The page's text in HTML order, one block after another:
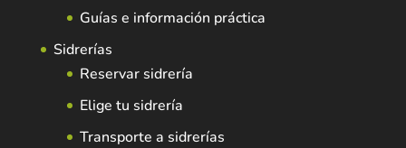
Guías e información práctica
Sidrerías
Reservar sidrería
Elige tu sidrería
Transporte a sidrerías